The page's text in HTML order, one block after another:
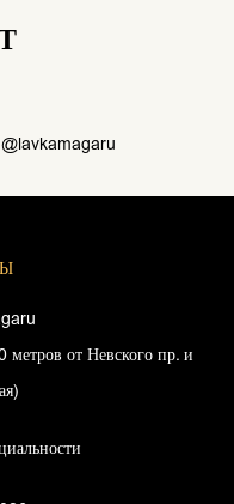
метров от Невского пр. и